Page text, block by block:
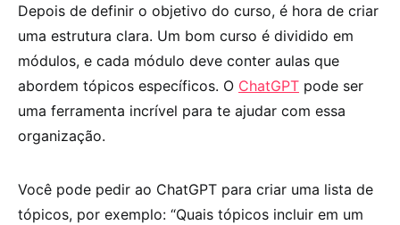
Depois de definir o objetivo do curso, é hora de criar
uma estrutura clara. Um bom curso é dividido em
módulos, e cada módulo deve conter aulas que
abordem tópicos específicos. O ChatGPT pode ser
uma ferramenta incrível para te ajudar com essa
organização.
Você pode pedir ao ChatGPT para criar uma lista de
tópicos, por exemplo: “Quais tópicos incluir em um